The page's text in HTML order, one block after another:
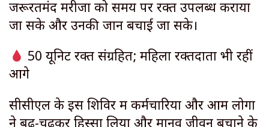
जरूरतमंद मरीजों को समय पर रक्त उपलब्ध कराया
जा सके और उनकी जान बचाई जा सके।
50 यूनिट रक्त संग्रहित; महिला रक्तदाता भी रहीं
आगे
सीसीएल के इस शिविर में कर्मचारियों और आम लोगों
ने बढ़-चढ़कर हिस्सा लिया और मानव जीवन बचाने के